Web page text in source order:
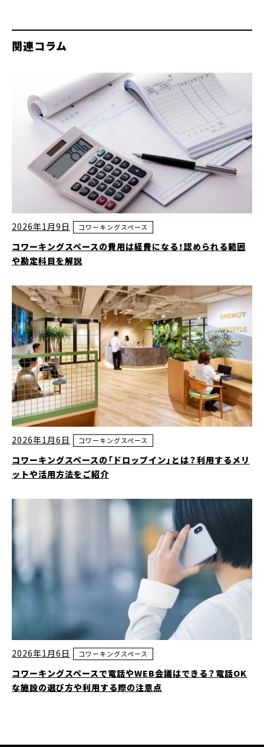
関連コラム
2026年1月9日 コワーキングスペース
コワーキングスペースの費用は経費になる！認められる範囲
や勘定科目を解説
2026年1月6日 コワーキングスペース
コワーキングスペースの「ドロップイン」とは？利用するメリ
ットや活用方法をご紹介
2026年1月6日 コワーキングスペース
コワーキングスペースで電話やWEB会議はできる？電話OK
な施設の選び方や利用する際の注意点